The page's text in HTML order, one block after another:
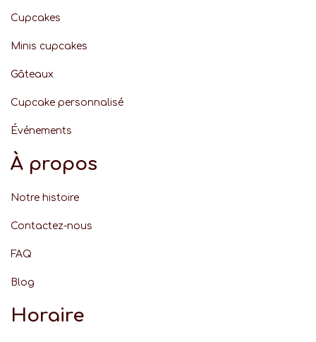
Cupcakes
Minis cupcakes
Gâteaux
Cupcake personnalisé
Événements
À propos
Notre histoire
Contactez-nous
FAQ
Blog
Horaire